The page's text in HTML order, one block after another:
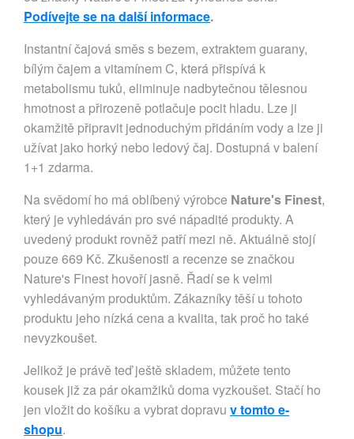
Podívejte se na další informace.
Instantní čajová směs s bezem, extraktem guarany,
bílým čajem a vitamínem C, která přispívá k
metabolismu tuků, eliminuje nadbytečnou tělesnou
hmotnost a přirozeně potlačuje pocit hladu. Lze ji
okamžitě připravit jednoduchým přidáním vody a lze ji
užívat jako horký nebo ledový čaj. Dostupná v balení
1+1 zdarma.
Na svědomí ho má oblíbený výrobce Nature's Finest,
který je vyhledáván pro své nápadité produkty. A
uvedený produkt rovněž patří mezi ně. Aktuálně stojí
pouze 669 Kč. Zkušenosti a recenze se značkou
Nature's Finest hovoří jasně. Řadí se k velmi
vyhledávaným produktům. Zákazníky těší u tohoto
produktu jeho nízká cena a kvalita, tak proč ho také
nevyzkoušet.
Jelikož je právě teď ještě skladem, můžete tento
kousek již za pár okamžiků doma vyzkoušet. Stačí ho
jen vložit do košíku a vybrat dopravu v tomto e-
shopu.